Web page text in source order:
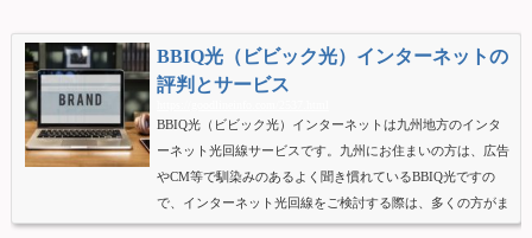
BBIQ光（ビビック光）インターネットの
評判とサービス
BBIQ光（ビビック光）インターネットは九州地方のインタ
ーネット光回線サービスです。九州にお住まいの方は、広告
やCM等で馴染みのあるよく聞き慣れているBBIQ光ですの
で、インターネット光回線をご検討する際は、多くの方がま
ず候補に挙げるかと思います。BBIQ光は九州電力系企業